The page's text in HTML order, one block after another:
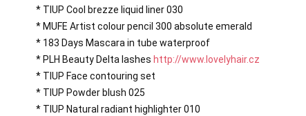
* TIUP Cool brezze liquid liner 030
* MUFE Artist colour pencil 300 absolute emerald
* 183 Days Mascara in tube waterproof
* PLH Beauty Delta lashes http://www.lovelyhair.cz
* TIUP Face contouring set
* TIUP Powder blush 025
* TIUP Natural radiant highlighter 010